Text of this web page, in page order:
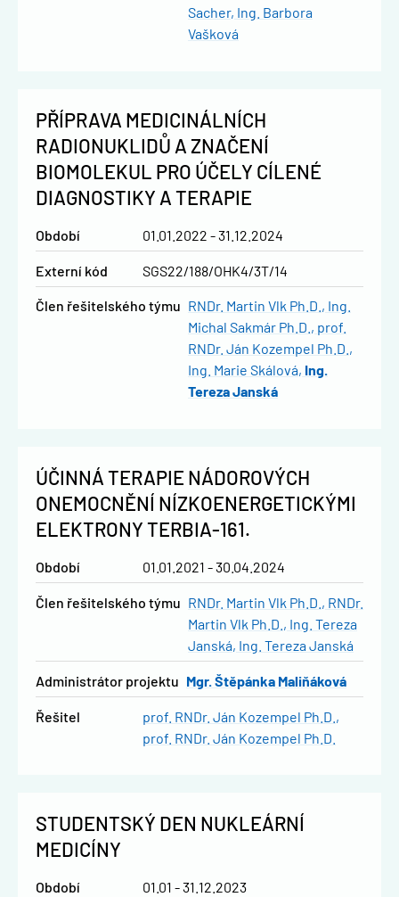
Sacher Ing. Barbora
Vašková
PŘÍPRAVA MEDICINÁLNÍCH
RADIONUKLIDŮ A ZNAČENÍ
BIOMOLEKUL PRO ÚČELY CÍLENÉ
DIAGNOSTIKY A TERAPIE
Období 01.01.2022 - 31.12.2024
Externí kód SGS22/188/OHK4/3T/14
člen řešitelského týmu RNDr. Martin Vlk Ph.D.
Ing.
Michal Sakmár Ph.D.
prof.
RNDr. Ján Kozempel Ph.D.
Ing. Marie Skálová Ing.
Tereza Janská
ÚČINNÁ TERAPIE NÁDOROVÝCH
ONEMOCNĚNÍ NÍZKOENERGETICKÝMI
ELEKTRONY TERBIA-161.
Období 01.01.2021 - 30.04.2024
člen řešitelského týmu RNDr. Martin Vlk Ph.D.
RNDr.
Martin Vlk Ph.D.
Ing. Tereza
Janská Ing. Tereza Janská
administrátor projektu Mgr. Štěpánka Maliňáková
řešitel
prof. RNDr. Ján Kozempel Ph.D.
prof. RNDr. Ján Kozempel Ph.D.
STUDENTSKÝ DEN NUKLEÁRNÍ
MEDICÍNY
Období 01.01 - 31.12.2023